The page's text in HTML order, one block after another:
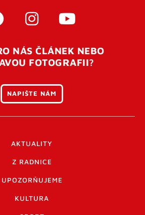
registrace je potřeba
Po úspěšném odeslání
se váš účet ověří a můžete se
zkontrolovat složku SPAM ve
NÁS ČLÁNEK NEBO
FOTOGRAFII?
NAPIŠTE NÁM
AKTUALITY
Z RADNICE
UPOZORŇUJEME
KULTURA